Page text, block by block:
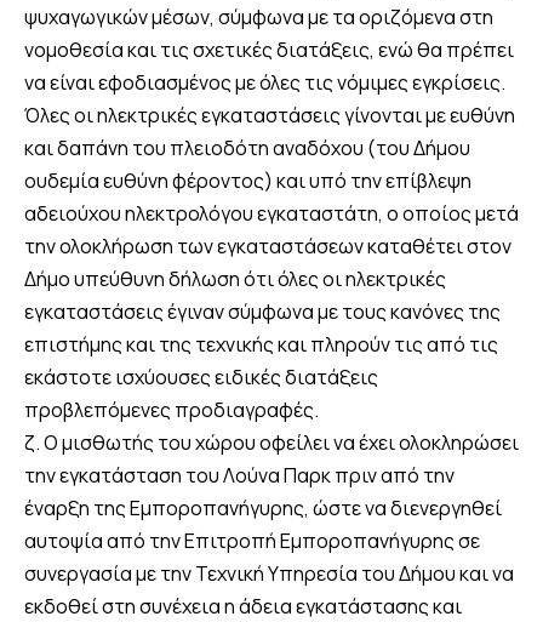
ψυχαγωγικών μέσων, σύμφωνα με τα οριζόμενα στη
νομοθεσία και τις σχετικές διατάξεις, ενώ θα πρέπει
να είναι εφοδιασμένος με όλες τις νόμιμες εγκρίσεις.
Όλες οι ηλεκτρικές εγκαταστάσεις γίνονται με ευθύνη
και δαπάνη του πλειοδότη αναδόχου (του Δήμου
ουδεμία ευθύνη φέροντος) και υπό την επίβλεψη
αδειούχου ηλεκτρολόγου εγκαταστάτη, ο οποίος μετά
την ολοκλήρωση των εγκαταστάσεων καταθέτει στον
Δήμο υπεύθυνη δήλωση ότι όλες οι ηλεκτρικές
εγκαταστάσεις έγιναν σύμφωνα με τους κανόνες της
επιστήμης και της τεχνικής και πληρούν τις από τις
εκάστοτε ισχύουσες ειδικές διατάξεις
προβλεπόμενες προδιαγραφές.
ζ. Ο μισθωτής του χώρου οφείλει να έχει ολοκληρώσει
την εγκατάσταση του Λούνα Παρκ πριν από την
έναρξη της Εμποροπανήγυρης, ώστε να διενεργηθεί
αυτοψία από την Επιτροπή Εμποροπανήγυρης σε
συνεργασία με την Τεχνική Υπηρεσία του Δήμου και να
εκδοθεί στη συνέχεια η άδεια εγκατάστασης και